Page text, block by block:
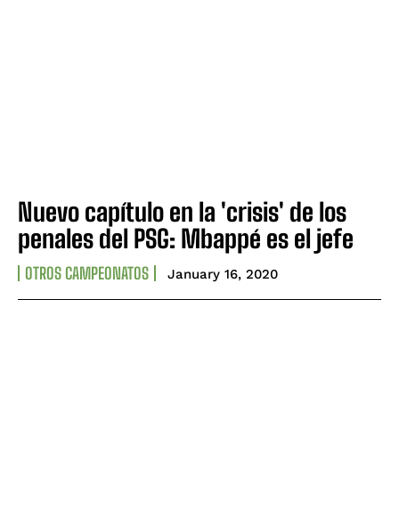
Nuevo capítulo en la 'crisis' de los
penales del PSG: Mbappé es el jefe
OTROS CAMPEONATOS January 16, 2020